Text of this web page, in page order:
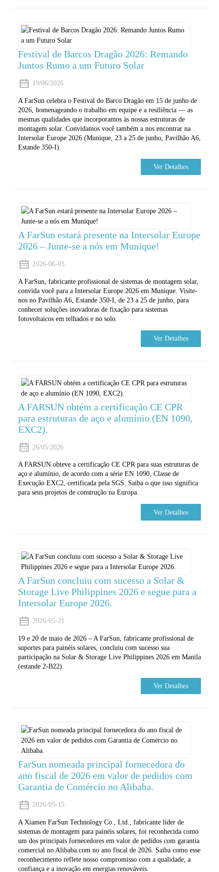
Festival de Barcos Dragão 2026: Remando
Juntos Rumo a um Futuro Solar
19/06/2026
A FarSun celebra o Festival do Barco Dragão em 15 de junho de
2026, homenageando o trabalho em equipe e a resiliência — as
mesmas qualidades que incorporamos às nossas estruturas de
montagem solar. Convidamos você também a nos encontrar na
Intersolar Europe 2026 (Munique, 23 a 25 de junho, Pavilhão A6,
Estande 350-I).
Ver Detalhes
A FarSun estará presente na Intersolar Europe
2026 – Junte-se a nós em Munique!
2026-06-03
A FarSun, fabricante profissional de sistemas de montagem solar,
convida você para a Intersolar Europe 2026 em Munique. Visite-
nos no Pavilhão A6, Estande 350-I, de 23 a 25 de junho, para
conhecer soluções inovadoras de fixação para sistemas
fotovoltaicos em telhados e no solo.
Ver Detalhes
A FARSUN obtém a certificação CE CPR
para estruturas de aço e alumínio (EN 1090,
EXC2).
26/05/2026
A FARSUN obteve a certificação CE CPR para suas estruturas de
aço e alumínio, de acordo com a série EN 1090, Classe de
Execução EXC2, certificada pela SGS. Saiba o que isso significa
para seus projetos de construção na Europa.
Ver Detalhes
A FarSun concluiu com sucesso a Solar &
Storage Live Philippines 2026 e segue para a
Intersolar Europe 2026.
2026-05-21
19 e 20 de maio de 2026 – A FarSun, fabricante profissional de
suportes para painéis solares, concluiu com sucesso sua
participação na Solar & Storage Live Philippines 2026 em Manila
(estande 2-B22).
Ver Detalhes
FarSun nomeada principal fornecedora do
ano fiscal de 2026 em valor de pedidos com
Garantia de Comércio no Alibaba.
2026-05-15
A Xiamen FarSun Technology Co., Ltd., fabricante líder de
sistemas de montagem para painéis solares, foi reconhecida como
um dos principais fornecedores em valor de pedidos com garantia
comercial no Alibaba.com no ano fiscal de 2026. Saiba como esse
reconhecimento reflete nosso compromisso com a qualidade, a
confiança e a inovação em energias renováveis.